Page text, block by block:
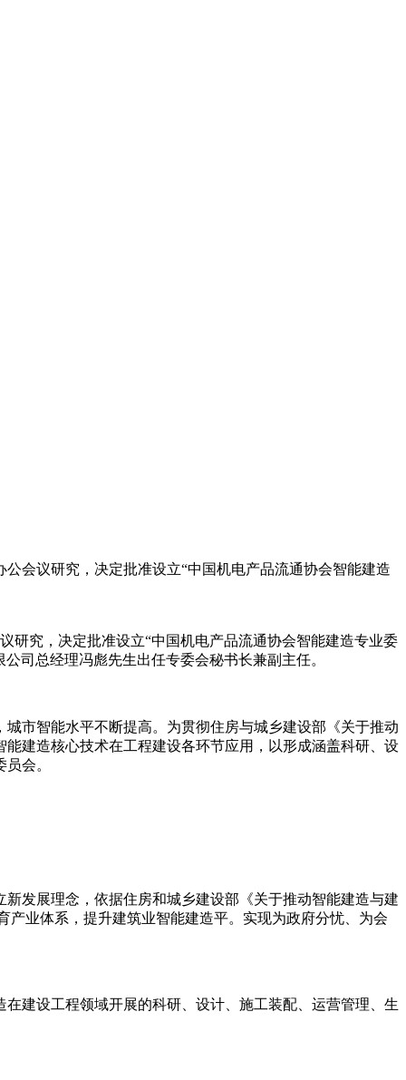
会议研究，决定批准设立“中国机电产品流通协会智能建造
究，决定批准设立“中国机电产品流通协会智能建造专业委
司总经理冯彪先生出任专委会秘书长兼副主任。
市智能水平不断提高。为贯彻住房与城乡建设部《关于推动
建造核心技术在工程建设各环节应用，以形成涵盖科研、设
会。
发展理念，依据住房和城乡建设部《关于推动智能建造与建
业体系，提升建筑业智能建造平。实现为政府分忧、为会
建设工程领域开展的科研、设计、施工装配、运营管理、生